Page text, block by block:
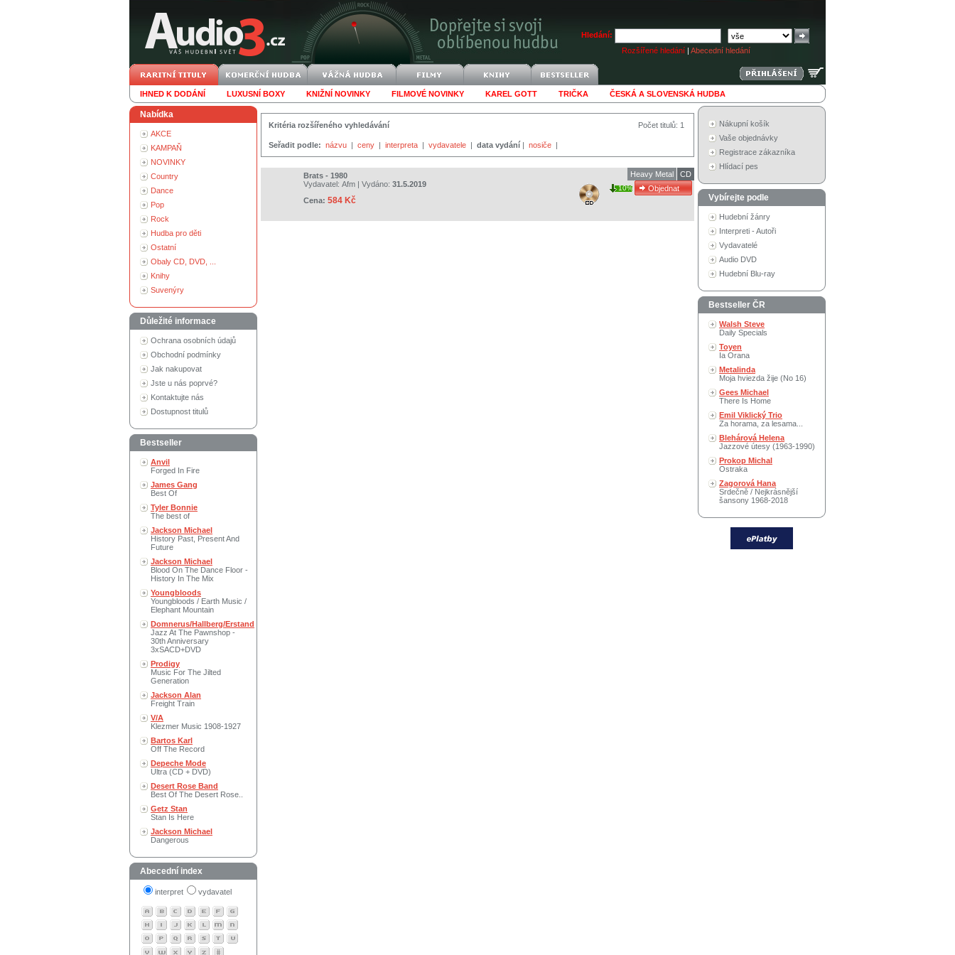
Hledání:
Rozšířené hledání | Abecední hledání
IHNED K DODÁNÍ LUXUSNÍ BOXY KNIŽNÍ NOVINKY FILMOVÉ NOVINKY KAREL GOTT TRIČKA ČESKÁ A SLOVENSKÁ HUDBA
Nabídka
AKCE
KAMPAŇ
NOVINKY
Country
Dance
Pop
Rock
Hudba pro děti
Ostatní
Obaly CD, DVD, ...
Knihy
Suvenýry
Důležité informace
Ochrana osobních údajů
Obchodní podmínky
Jak nakupovat
Jste u nás poprvé?
Kontaktujte nás
Dostupnost titulů
Bestseller
Anvil
Forged In Fire
James Gang
Best Of
Tyler Bonnie
The best of
Jackson Michael
History Past, Present And
Future
Jackson Michael
Blood On The Dance Floor -
History In The Mix
Youngbloods
Youngbloods / Earth Music /
Elephant Mountain
Domnerus/Hallberg/Erstand
Jazz At The Pawnshop -
30th Anniversary
3xSACD+DVD
Prodigy
Music For The Jilted
Generation
Jackson Alan
Freight Train
V/A
Klezmer Music 1908-1927
Bartos Karl
Off The Record
Depeche Mode
Ultra (CD + DVD)
Desert Rose Band
Best Of The Desert Rose..
Getz Stan
Stan Is Here
Jackson Michael
Dangerous
Abecední index
interpret vydavatel
Počet titulů: 1
Kritéria rozšířeného vyhledávání
Seřadit podle: názvu | ceny | interpreta | vydavatele | data vydání | nosiče |
Brats - 1980
Vydavatel: Afm | Vydáno: 31.5.2019
Cena: 584 Kč
CD
Heavy Metal
10%
Nákupní košík
Vaše objednávky
Registrace zákazníka
Hlídací pes
Vybírejte podle
Hudební žánry
Interpreti - Autoři
Vydavatelé
Audio DVD
Hudební Blu-ray
Bestseller ČR
Walsh Steve
Daily Specials
Toyen
Ia Orana
Metalinda
Moja hviezda žije (No 16)
Gees Michael
There Is Home
Emil Viklický Trio
Za horama, za lesama...
Blehárová Helena
Jazzové útesy (1963-1990)
Prokop Michal
Ostraka
Zagorová Hana
Srdečně / Nejkrásnější
šansony 1968-2018